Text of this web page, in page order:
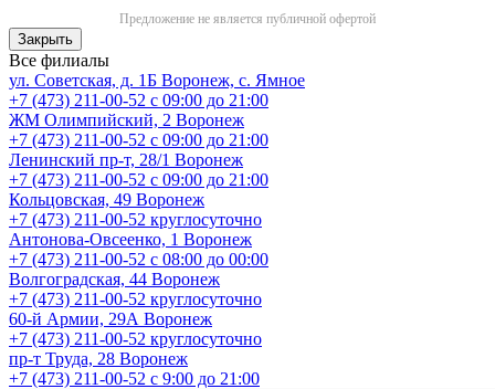
Предложение не является публичной офертой
Закрыть
Все филиалы
ул. Советская, д. 1Б Воронеж, с. Ямное
+7 (473) 211-00-52 с 09:00 до 21:00
ЖМ Олимпийский, 2 Воронеж
+7 (473) 211-00-52 с 09:00 до 21:00
Ленинский пр-т, 28/1 Воронеж
+7 (473) 211-00-52 с 09:00 до 21:00
Кольцовская, 49 Воронеж
+7 (473) 211-00-52 круглосуточно
Антонова-Овсеенко, 1 Воронеж
+7 (473) 211-00-52 с 08:00 до 00:00
Волгоградская, 44 Воронеж
+7 (473) 211-00-52 круглосуточно
60-й Армии, 29А Воронеж
+7 (473) 211-00-52 круглосуточно
пр-т Труда, 28 Воронеж
+7 (473) 211-00-52 c 9:00 до 21:00